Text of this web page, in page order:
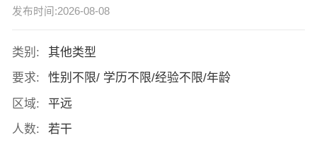
发布时间:2026-08-08
类别:
其他类型
要求:
性别不限/ 学历不限/经验不限/年龄
区域:
平远
人数:
若干